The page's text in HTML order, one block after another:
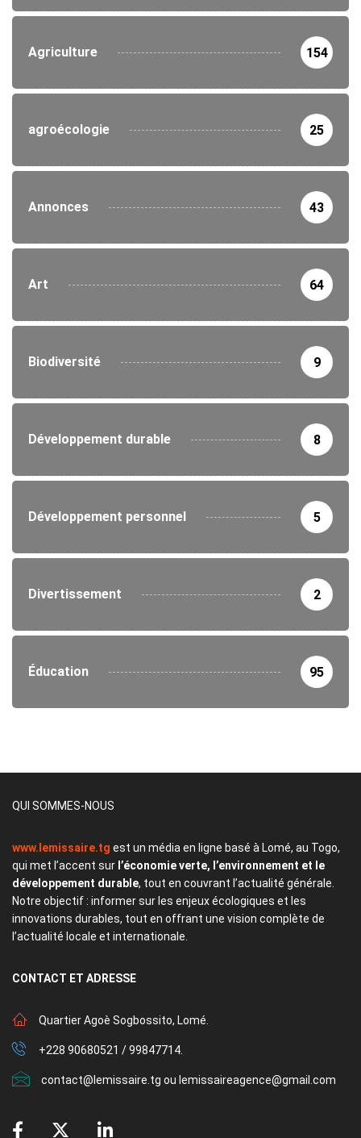
Agriculture 154
agroécologie 25
Annonces 43
Art 64
Biodiversité 9
Développement durable 8
Développement personnel 5
Divertissement 2
Éducation 95
QUI SOMMES-NOUS
www.lemissaire.tg est un média en ligne basé à Lomé, au Togo,
qui met l’accent sur l’économie verte, l’environnement et le
développement durable, tout en couvrant l’actualité générale.
Notre objectif : informer sur les enjeux écologiques et les
innovations durables, tout en offrant une vision complète de
l’actualité locale et internationale.
CONTACT ET ADRESSE
Quartier Agoè Sogbossito, Lomé.
+228 90680521 / 99847714.
contact@lemissaire.tg ou lemissaireagence@gmail.com